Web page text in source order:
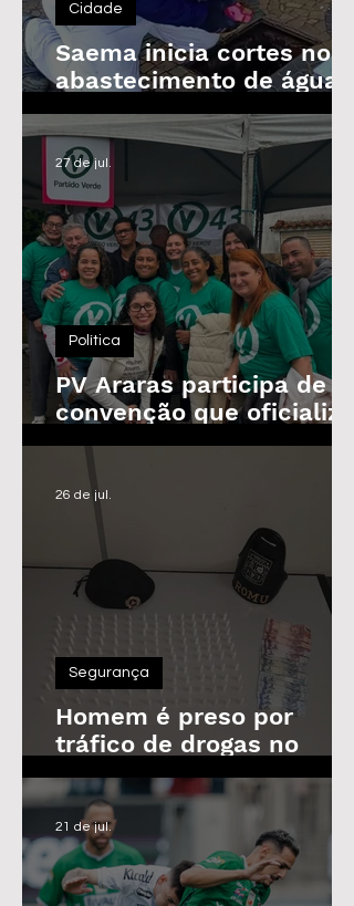
Saema inicia cortes no
abastecimento de água
de imóveis inadimplentes
a partir de 3 de agosto
Cidade
PV Araras participa de
convenção que oficializa
candidaturas da
Política
27 de jul.
Homem é preso por
tráfico de drogas no
Parque das Árvores, em
Araras
Segurança
26 de jul.
21 de jul.